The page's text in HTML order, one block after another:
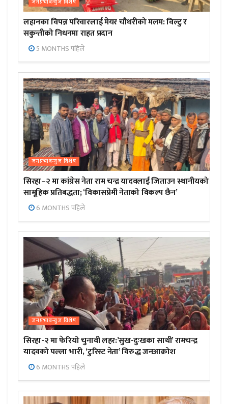
जनप्रभाबन्युज विशेष
लहानका विपन्न परिवारलाई मेयर चौधरीको मलम: विल्टु र
सकुन्तीको निधनमा राहत प्रदान
5 MONTHS पहिले
जनप्रभाबन्युज विशेष
सिरहा–२ मा कांग्रेस नेता राम चन्द्र यादवलाई जिताउन स्थानीयको
सामूहिक प्रतिबद्धता; ‘विकासप्रेमी नेताको विकल्प छैन’
6 MONTHS पहिले
जनप्रभाबन्युज विशेष
सिरहा-२ मा फेरियो चुनावी लहर:’सुख-दुःखका साथी’ रामचन्द्र
यादवको पल्ला भारी, ‘टुरिस्ट नेता’ विरुद्ध जनआक्रोश
6 MONTHS पहिले